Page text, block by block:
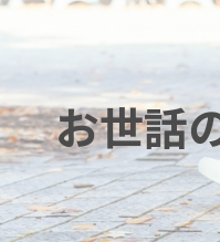
お世話